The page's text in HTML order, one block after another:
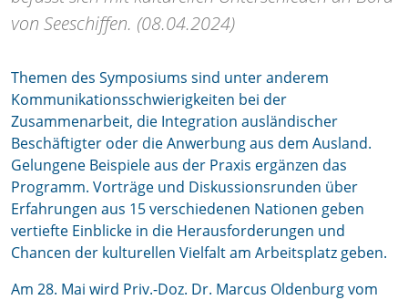
von Seeschiffen. (08.04.2024)
Themen des Symposiums sind unter anderem
Kommunikationsschwierigkeiten bei der
Zusammenarbeit, die Integration ausländischer
Beschäftigter oder die Anwerbung aus dem Ausland.
Gelungene Beispiele aus der Praxis ergänzen das
Programm. Vorträge und Diskussionsrunden über
Erfahrungen aus 15 verschiedenen Nationen geben
vertiefte Einblicke in die Herausforderungen und
Chancen der kulturellen Vielfalt am Arbeitsplatz geben.
Am 28. Mai wird Priv.-Doz. Dr. Marcus Oldenburg vom